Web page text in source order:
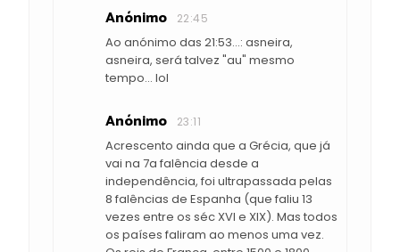
Anónimo 22:45
Ao anónimo das 21:53...: asneira,
asneira, será talvez "au" mesmo
tempo... lol
Anónimo 23:11
Acrescento ainda que a Grécia, que já
vai na 7a falência desde a
independência, foi ultrapassada pelas
8 falências de Espanha (que faliu 13
vezes entre os séc XVI e XIX). Mas todos
os países faliram ao menos uma vez.